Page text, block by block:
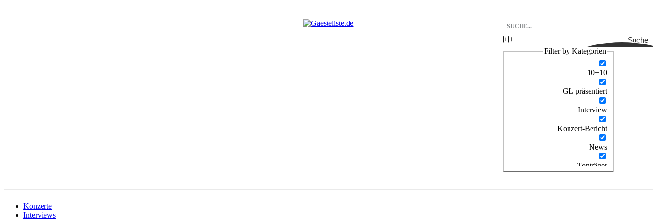
Suche
Filter by Kategorien
10+10
GL präsentiert
Interview
Konzert-Bericht
News
Tonträger
Konzerte
Interviews